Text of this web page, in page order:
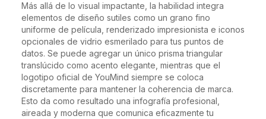
Más allá de lo visual impactante, la habilidad integra
elementos de diseño sutiles como un grano fino
uniforme de película, renderizado impresionista e iconos
opcionales de vidrio esmerilado para tus puntos de
datos. Se puede agregar un único prisma triangular
translúcido como acento elegante, mientras que el
logotipo oficial de YouMind siempre se coloca
discretamente para mantener la coherencia de marca.
Esto da como resultado una infografía profesional,
aireada y moderna que comunica eficazmente tu